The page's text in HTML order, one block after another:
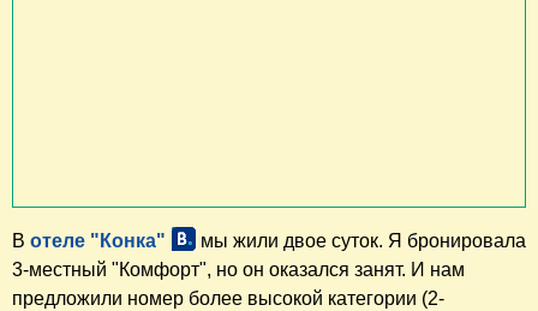
В отеле "Конка"
мы жили двое суток. Я бронировала
3-местный "Комфорт", но он оказался занят. И нам
предложили номер более высокой категории (2-